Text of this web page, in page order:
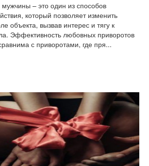
– это один из способов
который позволяет изменить
объекта, вызвав интерес и тягу к
Эффективность любовных приворотов
с приворотами, где пря...